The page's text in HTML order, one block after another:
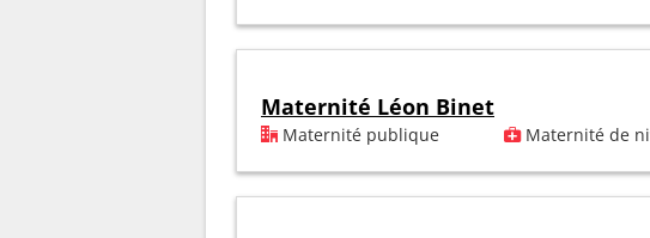
Maternité Léon Binet
Maternité publique Maternité de